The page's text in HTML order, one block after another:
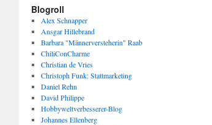
Blogroll
Alex Schnapper
Ansgar Hillebrand
Barbara "Männerversteherin" Raab
ChiliConCharme
Christian de Vries
Christoph Funk: Stattmarketing
Daniel Rehn
David Philippe
Hobbyweltverbesserer-Blog
Johannes Ellenberg